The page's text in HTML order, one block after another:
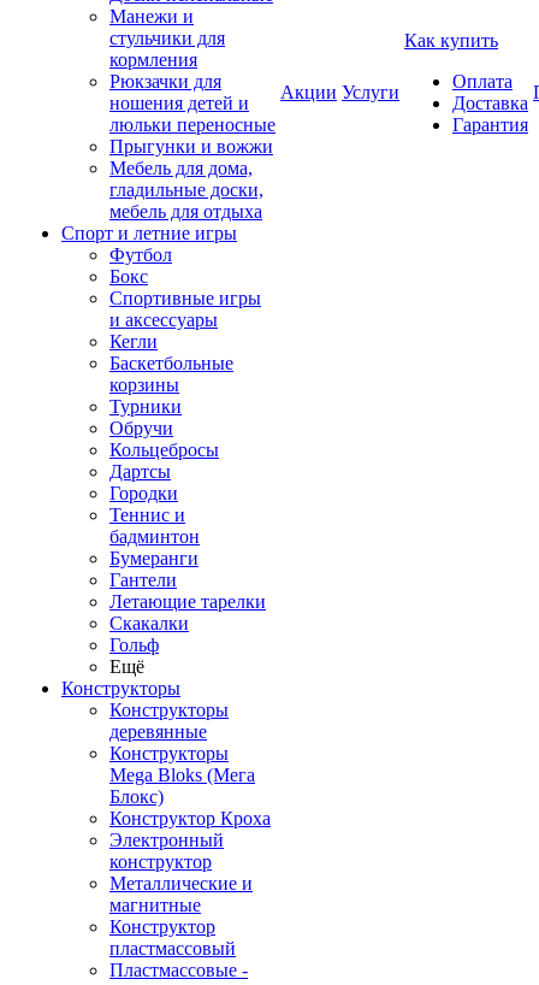
Манежи и
стульчики для
кормления
Рюкзачки для
ношения детей и
люльки переносные
Прыгунки и вожжи
Мебель для дома,
гладильные доски,
мебель для отдыха
Спорт и летние игры
Футбол
Бокс
Спортивные игры
и аксессуары
Кегли
Баскетбольные
корзины
Турники
Обручи
Кольцебросы
Дартсы
Городки
Теннис и
бадминтон
Бумеранги
Гантели
Летающие тарелки
Скакалки
Гольф
Ещё
Конструкторы
Конструкторы
деревянные
Конструкторы
Mega Bloks (Мега
Блокс)
Конструктор Кроха
Электронный
конструктор
Металлические и
магнитные
Конструктор
пластмассовый
Пластмассовые -
Акции Услуги
Как купить
Оплата
Доставка
Гарантия